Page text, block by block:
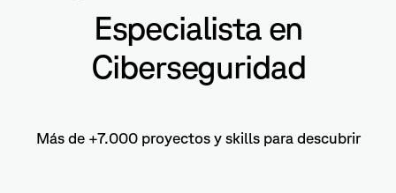
Especialista en
Ciberseguridad
Más de +7.000 proyectos y skills para descubrir